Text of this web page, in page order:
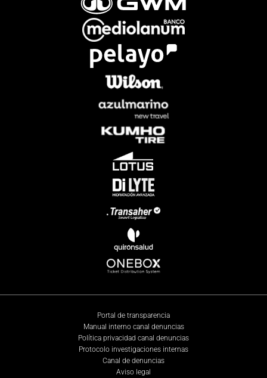
Portal de transparencia
Manual interno canal denuncias
Política privacidad canal denuncias
Protocolo investigaciones internas
Canal de denuncias
Aviso legal